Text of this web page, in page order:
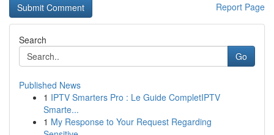
Report Page
Search
Go
Published News
1 IPTV Smarters Pro : Le Guide CompletIPTV
Smarte...
1 My Response to Your Request Regarding